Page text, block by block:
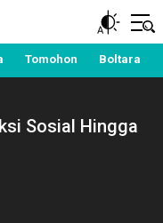
Kawanua, Politik,
dan Nasional
Tomohon Boltara
Sosial Hingga